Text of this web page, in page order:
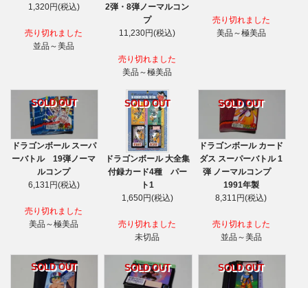
1,320円(税込)
売り切れました
並品～美品
2弾・8弾ノーマルコン
プ
11,230円(税込)
売り切れました
美品～極美品
売り切れました
美品～極美品
ドラゴンボール スーパ
ーバトル 19弾ノーマ
ルコンプ
6,131円(税込)
SOLD OUT
売り切れました
美品～極美品
ドラゴンボール 大全集
付録カード4種 パー
ト1
1,650円(税込)
SOLD OUT
売り切れました
未切品
ドラゴンボール カード
ダス スーパーバトル 1
弾 ノーマルコンプ
1991年製
8,311円(税込)
SOLD OUT
売り切れました
並品～美品
SOLD OUT SOLD OUT SOLD OUT